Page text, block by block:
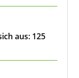
aus: 125